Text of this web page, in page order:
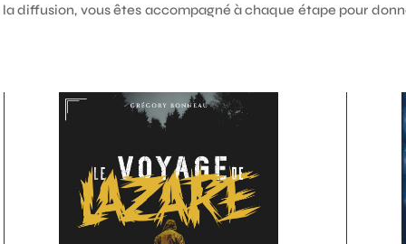
diffusion, vous êtes accompagné à chaque étape pour